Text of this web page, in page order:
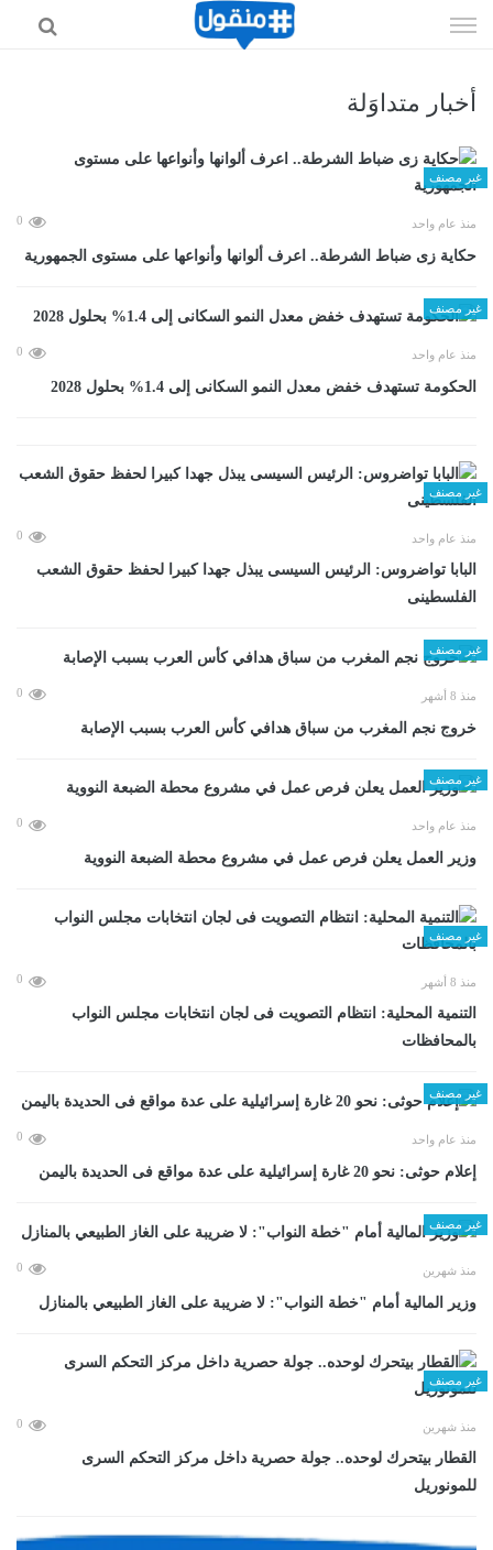
الى
أخبار متداوَلة
غير مصنف
منذ عام واحد 0
حكاية زى ضباط الشرطة.. اعرف ألوانها وأنواعها على مستوى الجمهورية
غير مصنف
منذ عام واحد 0
الحكومة تستهدف خفض معدل النمو السكانى إلى 1.4% بحلول 2028
غير مصنف
منذ عام واحد 0
البابا تواضروس: الرئيس السيسى يبذل جهدا كبيرا لحفظ حقوق الشعب
الفلسطينى
غير مصنف
منذ 8 أشهر 0
خروج نجم المغرب من سباق هدافي كأس العرب بسبب الإصابة
غير مصنف
منذ عام واحد 0
وزير العمل يعلن فرص عمل في مشروع محطة الضبعة النووية
غير مصنف
منذ 8 أشهر 0
التنمية المحلية: انتظام التصويت فى لجان انتخابات مجلس النواب
بالمحافظات
غير مصنف
منذ عام واحد 0
إعلام حوثى: نحو 20 غارة إسرائيلية على عدة مواقع فى الحديدة باليمن
غير مصنف
منذ شهرين 0
وزير المالية أمام "خطة النواب": لا ضريبة على الغاز الطبيعي بالمنازل
غير مصنف
منذ شهرين 0
القطار بيتحرك لوحده.. جولة حصرية داخل مركز التحكم السرى
للمونوريل